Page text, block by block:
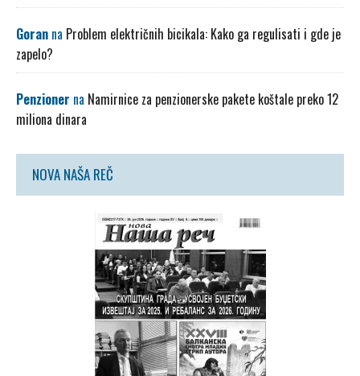
Goran na Problem električnih bicikala: Kako ga regulisati i gde je
zapelo?
Penzioner na Namirnice za penzionerske pakete koštale preko 12
miliona dinara
NOVA NAŠA REČ